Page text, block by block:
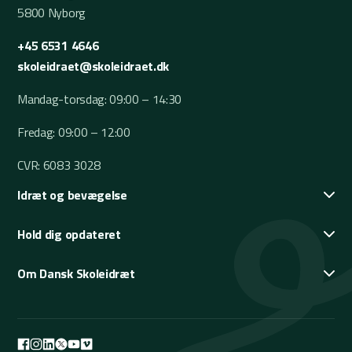
5800 Nyborg
+45 6531 4646
skoleidraet@skoleidraet.dk
Mandag-torsdag: 09:00 – 14:30
Fredag: 09:00 – 12:00
CVR: 6083 3028
Idræt og bevægelse
Hold dig opdateret
Om Dansk Skoleidræt